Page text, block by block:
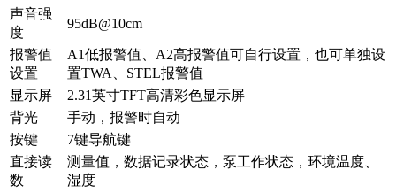
声音强
度
95dB@10cm
报警值
设置
A1低报警值、A2高报警值可自行设置，也可单独设
置TWA、STEL报警值
显示屏
2.31英寸TFT高清彩色显示屏
背光
手动，报警时自动
按键
7键导航键
直接读
数
测量值，数据记录状态，泵工作状态，环境温度、
湿度